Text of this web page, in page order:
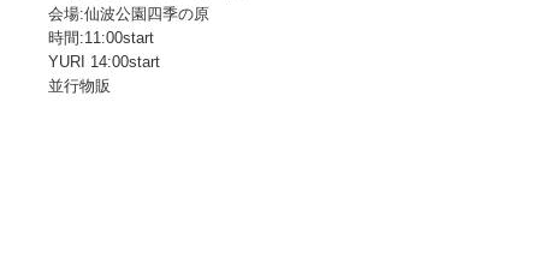
会場:仙波公園四季の原
時間:11:00start
YURI 14:00start
並行物販